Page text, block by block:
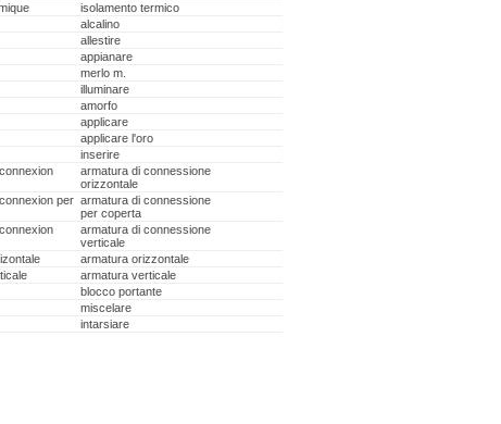
isolamento termico
alcalino
allestire
appianare
merlo m.
illuminare
amorfo
applicare
applicare l'oro
inserire
armatura di connessione
orizzontale
per armatura di connessione
per coperta
armatura di connessione
verticale
armatura orizzontale
armatura verticale
blocco portante
miscelare
intarsiare